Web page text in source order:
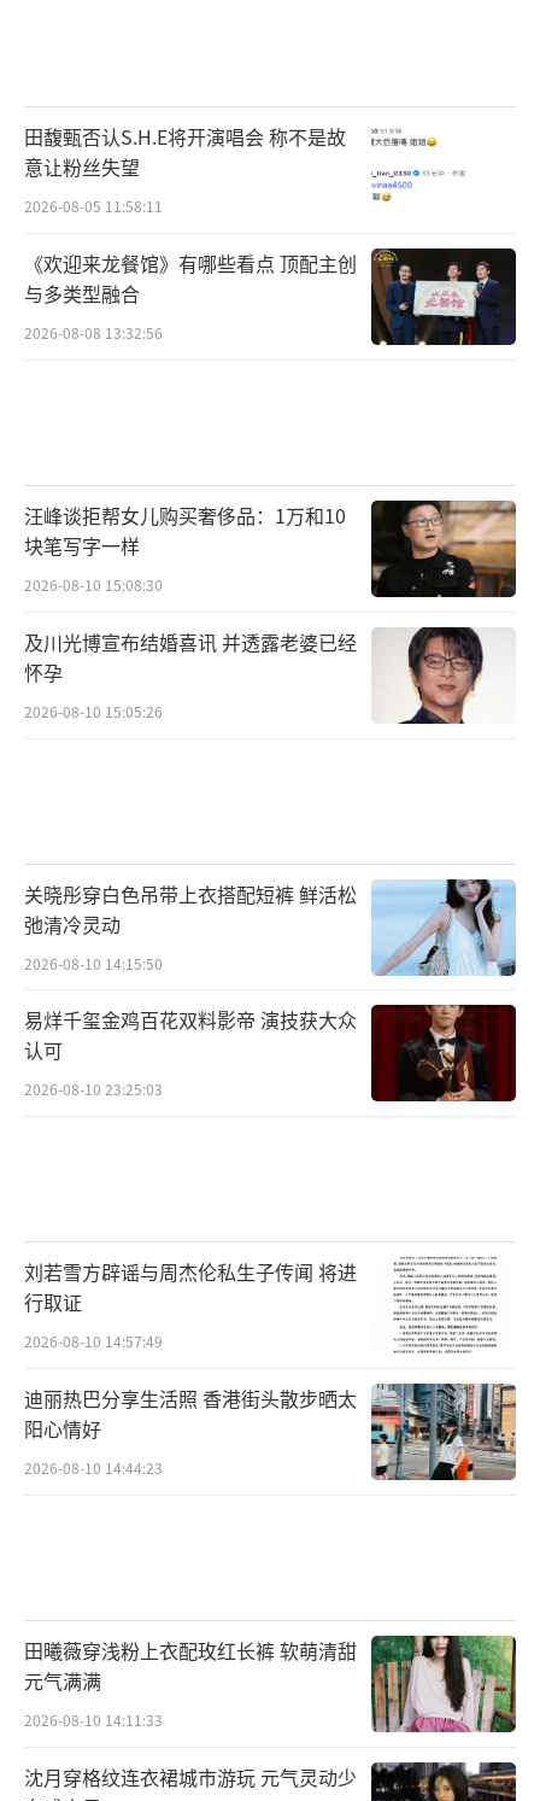
田馥甄否认S.H.E将开演唱会 称不是故
意让粉丝失望
2026-08-05 11:58:11
《欢迎来龙餐馆》有哪些看点 顶配主创
与多类型融合
2026-08-08 13:32:56
汪峰谈拒帮女儿购买奢侈品：1万和10
块笔写字一样
2026-08-10 15:08:30
及川光博宣布结婚喜讯 并透露老婆已经
怀孕
2026-08-10 15:05:26
关晓彤穿白色吊带上衣搭配短裤 鲜活松
弛清冷灵动
2026-08-10 14:15:50
易烊千玺金鸡百花双料影帝 演技获大众
认可
2026-08-10 23:25:03
刘若雪方辟谣与周杰伦私生子传闻 将进
行取证
2026-08-10 14:57:49
迪丽热巴分享生活照 香港街头散步晒太
阳心情好
2026-08-10 14:44:23
田曦薇穿浅粉上衣配玫红长裤 软萌清甜
元气满满
2026-08-10 14:11:33
沈月穿格纹连衣裙城市游玩 元气灵动少